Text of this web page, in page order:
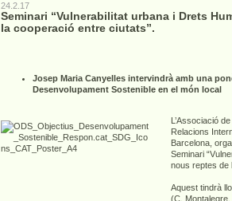
24.2.17
Seminari “Vulnerabilitat urbana i Drets
la cooperació entre ciutats”.
Josep Maria Canyelles intervindrà amb una
Desenvolupament Sostenible en el món local
L’Associació
Relacions
Barcelona,
Seminari
nous reptes de
Aquest tindrà
(C.